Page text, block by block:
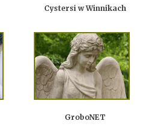
Cystersi w Winnikach
GroboNET